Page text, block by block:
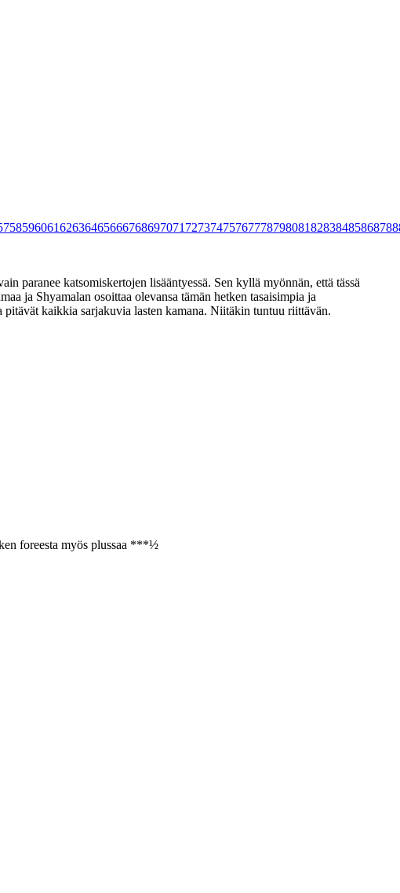
5859606162636465666768697071 7273747576777879808182838485868788
paranee katsomiskertojen lisääntyessä. Sen kyllä myönnän, että tässä
ja Shyamalan osoittaa olevansa tämän hetken tasaisimpia ja
kaikkia sarjakuvia lasten kamana. Niitäkin tuntuu riittävän.
foreesta myös plussaa ***½